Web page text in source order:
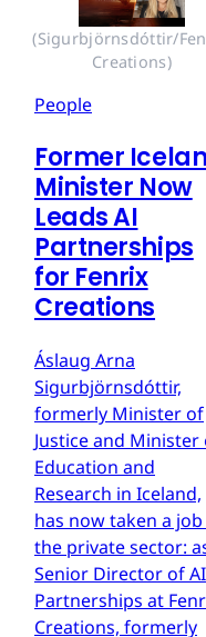
(Sigurbjörnsdóttir/
Creations)
People
Former
Minister Now
Leads AI
Partnerships
for Fenrix
Creations
Áslaug Arna
Sigurbjörnsdóttir,
formerly Minister of
Justice and Minister
Education and
Research in Iceland,
has now taken a
the private sector:
Senior Director of AI
Partnerships at
Creations, formerly